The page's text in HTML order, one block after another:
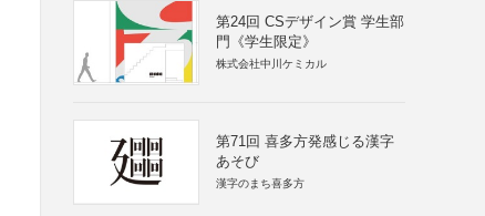
第24回 CSデザイン賞 学生部
門《学生限定》
株式会社中川ケミカル
第71回 喜多方発感じる漢字
あそび
漢字のまち喜多方